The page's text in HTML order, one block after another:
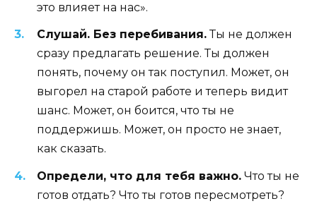
это влияет на нас».
Слушай. Без перебивания.Ты не должен
сразу предлагать решение. Ты должен
понять, почему он так поступил. Может, он
выгорел на старой работе и теперь видит
шанс. Может, он боится, что ты не
поддержишь. Может, он просто не знает,
как сказать.
Определи, что для тебя важно. Что ты не
готов отдать? Что ты готов пересмотреть?